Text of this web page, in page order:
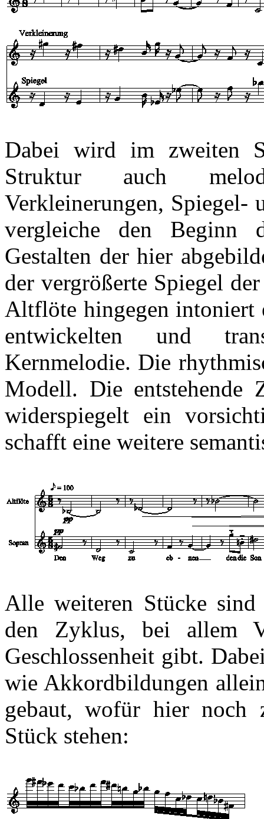
Dabei wird im zweiten
Struktur auch
Verkleinerungen, Spiegel-
vergleiche den
Gestalten der hier
der vergrößerte Spiegel
Altflöte hingegen intoniert
entwickelten und
Kernmelodie. Die
Modell. Die entstehende
widerspiegelt ein
schafft eine weitere
Alle weiteren Stücke sind
den Zyklus, bei allem
Geschlossenheit gibt.
wie Akkordbildungen
gebaut, wofür hier noch
Stück stehen: